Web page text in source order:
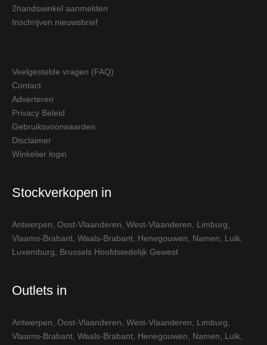
2handswinkel aanmelden
Inschrijven nieuwsbrief
Veelgestelde vragen (FAQ)
Contact
Adverteren
Privacy Beleid
Gebruiksvoorwaarden
Disclaimer
Winkelier login
Stockverkopen in
Antwerpen Oost-Vlaanderen West-Vlaanderen Limburg
Vlaams-Brabant Waals-Brabant Henegouwen Namen Luik
Luxemburg
Brussels Hoofdstedelijk Gewest
Outlets in
Antwerpen Oost-Vlaanderen West-Vlaanderen Limburg
Vlaams-Brabant Waals-Brabant Henegouwen Namen Luik